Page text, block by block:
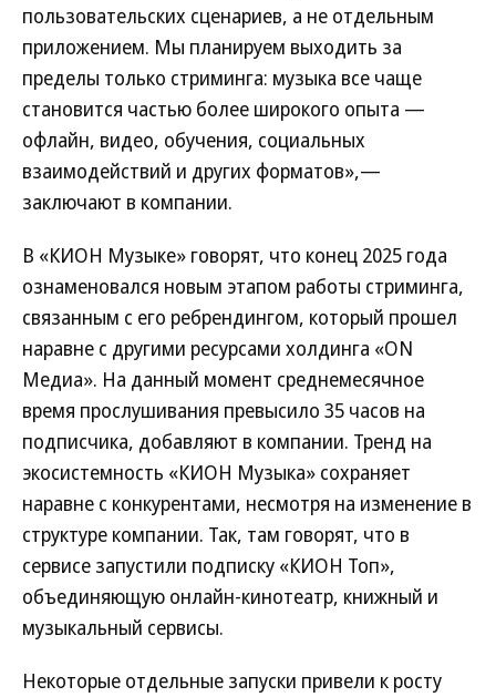
пользовательских сценариев, а не отдельным
приложением. Мы планируем выходить за
пределы только стриминга: музыка все чаще
становится частью более широкого опыта —
офлайн, видео, обучения, социальных
взаимодействий и других форматов»,—
заключают в компании.
В «КИОН Музыке» говорят, что конец 2025 года
ознаменовался новым этапом работы стриминга,
связанным с его ребрендингом, который прошел
наравне с другими ресурсами холдинга «ON
Медиа». На данный момент среднемесячное
время прослушивания превысило 35 часов на
подписчика, добавляют в компании. Тренд на
экосистемность «КИОН Музыка» сохраняет
наравне с конкурентами, несмотря на изменение в
структуре компании. Так, там говорят, что в
сервисе запустили подписку «КИОН Топ»,
объединяющую онлайн-кинотеатр, книжный и
музыкальный сервисы.
Некоторые отдельные запуски привели к росту